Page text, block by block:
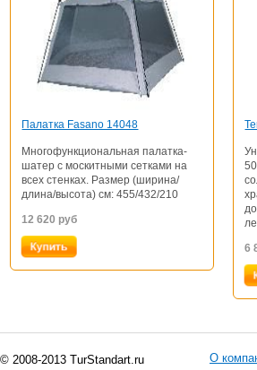
Палатка Fasano 14048
Многофункциональная палатка-
шатер с москитными сетками на
всех стенках. Размер (ширина/
длина/высота) см: 455/432/210
12 620 руб
6
© 2008-2013 TurStandart.ru О